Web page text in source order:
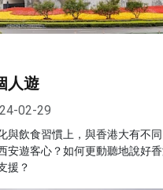
人遊
02-29
與飲食習慣上，與香港大有不
安遊客心？如何更動聽地說好
援？